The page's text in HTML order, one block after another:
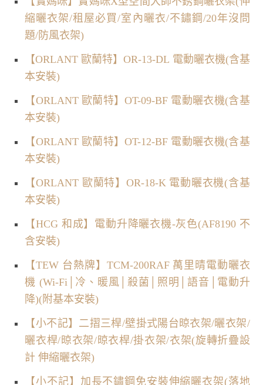
縮曬衣架/租屋必買/室內曬衣/不鏽鋼/20年沒問
題/防風衣架)
【ORLANT 歐蘭特】OR-13-DL 電動曬衣機(含基
本安裝)
【ORLANT 歐蘭特】OT-09-BF 電動曬衣機(含基
本安裝)
【ORLANT 歐蘭特】OT-12-BF 電動曬衣機(含基
本安裝)
【ORLANT 歐蘭特】OR-18-K 電動曬衣機(含基
本安裝)
【HCG 和成】電動升降曬衣機-灰色(AF8190 不
含安裝)
【TEW 台熱牌】TCM-200RAF 萬里晴電動曬衣
機 (Wi-Fi│冷、暖風│殺菌│照明│語音│電動升
降)(附基本安裝)
【小不記】二摺三桿/壁掛式陽台晾衣架/曬衣架/
曬衣桿/晾衣架/晾衣桿/掛衣架/衣架(旋轉折疊設
計 伸縮曬衣架)
【小不記】加長不鏽鋼免安裝伸縮曬衣架(落地